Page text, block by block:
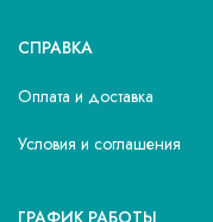
СПРАВКА
Оплата и доставка
Условия и соглашения
ГРАФИК РАБОТЫ